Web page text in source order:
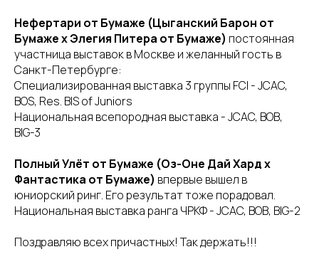
Нефертари от Бумаже (Цыганский Барон от
Бумаже х Элегия Питера от Бумаже) постоянная
участница выставок в Москве и желанный гость в
Санкт-Петербурге:
Специализированная выставка 3 группы FCI - JCAC,
BOS, Res. BIS of Juniors
Национальная всепородная выставка - JCAC, BOB,
BIG-3
Полный Улёт от Бумаже (Оз-Оне Дай Хард х
Фантастика от Бумаже) впервые вышел в
юниорский ринг. Его результат тоже порадовал.
Национальная выставка ранга ЧРКФ - JCAC, BOB, BIG-2
Поздравляю всех причастных! Так держать!!!